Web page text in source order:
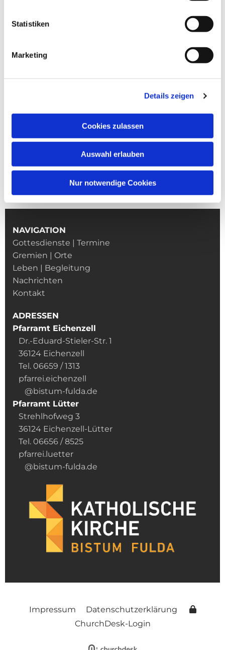
Statistiken
Marketing
Details zeigen
Cookies zulassen
Auswahl erlauben
Nur notwendige Cookies
NAVIGATION
Gottesdienste | Termine
Gremien | Orte
Leben | Begleitung
Nachrichten
Kontakt
ADRESSEN
Pfarramt Eichenzell
Dr.-Eduard-Stieler-Str. 1
36124 Eichenzell
Tel. 06659 / 1313
pfarrei.eichenzell
@bistum-fulda.de
Pfarramt Lütter
Strehlhofweg 3
36124 Eichenzell-Lütter
Tel. 06656 / 8525
pfarrei.luetter
@bistum-fulda.de
Impressum
Datenschutzerklärung
ChurchDesk-Login